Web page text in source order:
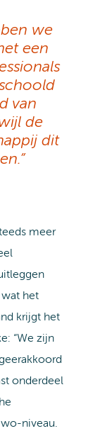
we
een
van
de
dit
meer
het
krijgt het
“We zijn
onderdeel
niveau.